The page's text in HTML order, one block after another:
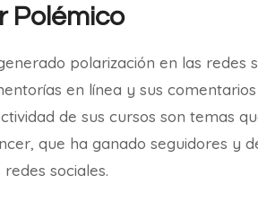
Polémico
polarización en las redes
en línea y sus comentarios
de sus cursos son temas
que ha ganado seguidores y
sociales.